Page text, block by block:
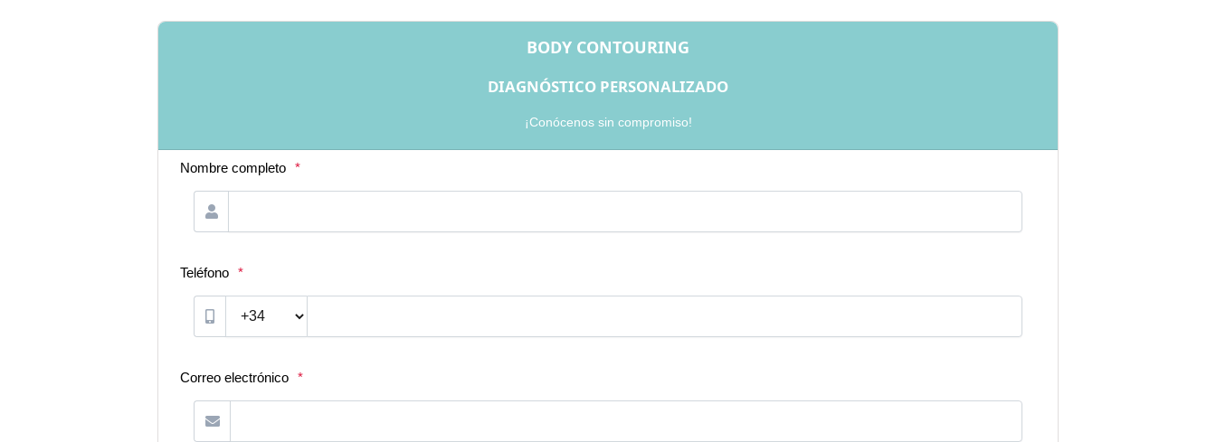
BODY CONTOURING
DIAGNÓSTICO PERSONALIZADO
¡Conócenos sin compromiso!
Nombre completo *
Teléfono *
Correo electrónico *